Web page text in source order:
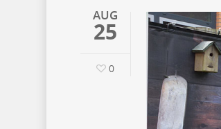
AUG
25
0